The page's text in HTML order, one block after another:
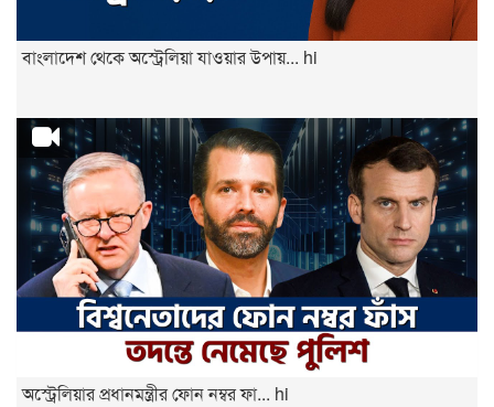
বাংলাদেশ থেকে অস্ট্রেলিয়া যাওয়ার উপায়... hi
অস্ট্রেলিয়ার প্রধানমন্ত্রীর ফোন নম্বর ফা... hi